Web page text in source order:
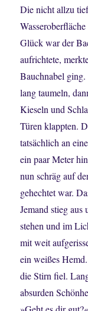
Die nicht allzu
Glück war der
aufrichtete,
Bauchnabel
lang taumeln,
Kieseln und
Türen klappten.
tatsächlich an
ein paar Meter
nun schräg auf
gehechtet war.
Jemand stieg
stehen und im
mit weit
ein weißes
die Stirn fiel.
absurden